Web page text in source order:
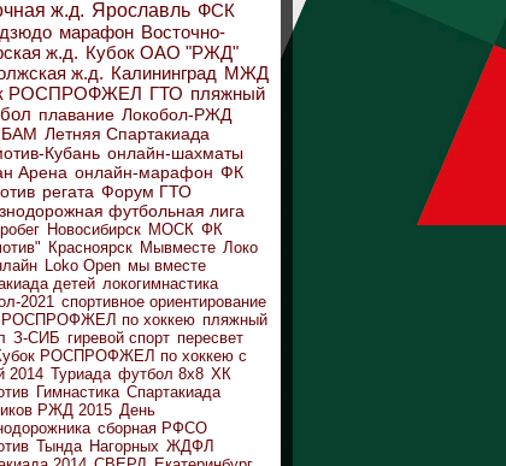
ж.д. Ярославль ФСК
дзюдо марафон Восточно-
ж.д. Кубок ОАО "РЖД"
ж.д. Калининград МЖД
РОСПРОФЖЕЛ ГТО пляжный
плавание Локобол-РЖД
БАМ Летняя Спартакиада
Кубань онлайн-шахматы
Арена онлайн-марафон ФК
регата Форум ГТО
футбольная лига
Новосибирск МОСК ФК
Красноярск Мывместе Локо
Loko Open мы вместе
детей локогимнастика
2021 спортивное ориентирование
РОСПРОФЖЕЛ по хоккею пляжный
З-СИБ гиревой спорт пересвет
РОСПРОФЖЕЛ по хоккею с
2014 Туриада футбол 8х8 ХК
Гимнастика Спартакиада
РЖД 2015 День
сборная РФСО
Тында Нагорных ЖДФЛ